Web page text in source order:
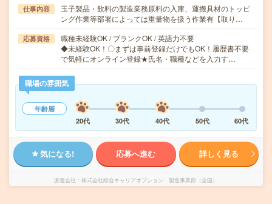
仕事内容
玉子製品・飲料の製造業務原料の入庫、運搬具材のトッピ
ング作業等部署によっては重量物を扱う作業有【取り…
応募資格
職種未経験OK / ブランクOK / 英語力不要
◆未経験OK！〇まずは事前登録だけでもOK！履歴書不要
で気軽にオンライン登録★氏名・職種などを入力す…
職場の雰囲気
年齢層
20代
30代 40代 50代 60代
気になる! 応募へ進む 詳しく見る
派遣会社 株式会社綜合キャリアオプション 製造事業部（全国）